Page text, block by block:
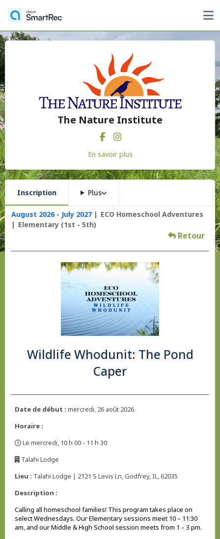
The Nature Institute
En savoir plus
Inscription Plus
August 2026 - July 2027
ECO Homeschool Adventures
Elementary (1st - 5th)
Retour
Wildlife Whodunit: The Pond
Caper
Date de début : mercredi, 26 août 2026.
Horaire :
Le mercredi, 10 h 00 - 11 h 30
Talahi Lodge
Lieu : Talahi Lodge | 2121 S Levis Ln, Godfrey, IL, 62035
Description :
Calling all homeschool families! This program takes place on
select Wednesdays. Our Elementary sessions meet 10 – 11:30
am, and our Middle & High School session meets from 1 – 3 pm.